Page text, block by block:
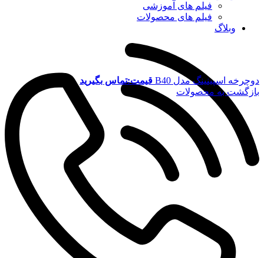
فیلم های آموزشی
فیلم های محصولات
وبلاگ
دوچرخه اسپینینگ مدل B40
قیمت:تماس بگیرید
بازگشت به محصولات